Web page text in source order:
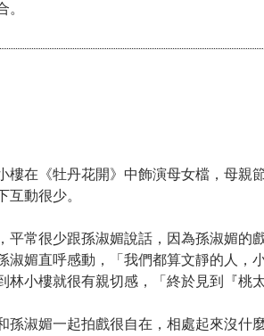
。
樓在《牡丹花開》中飾演母女檔，母親
互動很少。
平常很少跟孫淑媚說話，因為孫淑媚的
淑媚直呼感動，「我們都算文靜的人，
林小樓就很有親切感，「終於見到『桃
孫淑媚一起拍戲很自在，相處起來沒什